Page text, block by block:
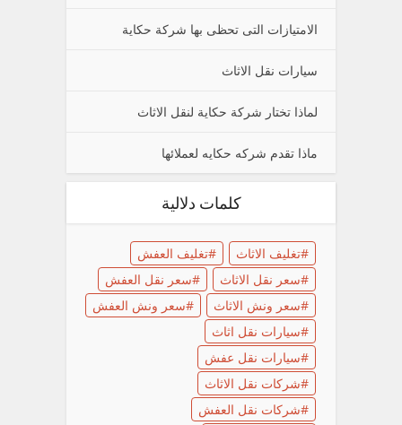
الامتيازات التى تحظى بها شركة حكاية
سيارات نقل الاثاث
لماذا تختار شركة حكاية لنقل الاثاث
ماذا تقدم شركه حكايه لعملائها
كلمات دلالية
تغليف الاثاث
تغليف العفش
سعر نقل الاثاث
سعر نقل العفش
سعر ونش الاثاث
سعر ونش العفش
سيارات نقل اثاث
سيارات نقل عفش
شركات نقل الاثاث
شركات نقل العفش